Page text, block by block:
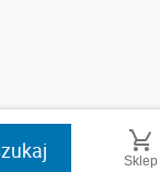
Sklep